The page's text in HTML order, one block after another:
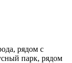
рядом с
парк, рядом